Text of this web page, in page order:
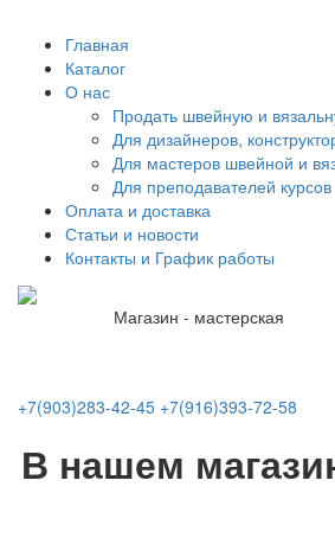
Главная
Каталог
О нас
Продать швейную и
Для дизайнеров,
Для мастеров швейной и
Для преподавателей курсов
Оплата и доставка
Статьи и новости
Контакты и График работы
Магазин - мастерская
+7(903)283-42-45 +7(916)393-72-58
В нашем